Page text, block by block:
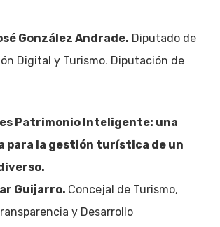
González Andrade. Diputado de
Digital y Turismo. Diputación de
Patrimonio Inteligente: una
para la gestión turística de un
Guijarro. Concejal de Turismo,
y Desarrollo